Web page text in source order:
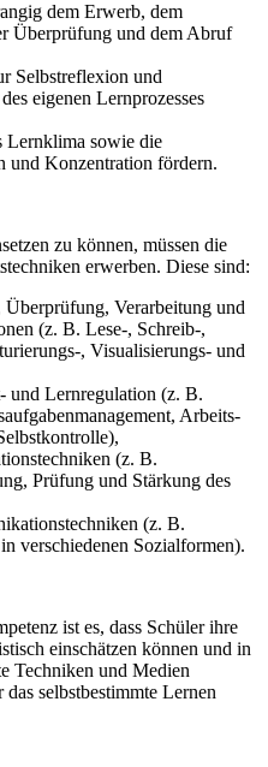
dem Erwerb, dem
Überprüfung und dem Abruf
Selbstreflexion und
eigenen Lernprozesses
Lernklima sowie die
Konzentration fördern.
zu können, müssen die
erwerben. Diese sind:
Verarbeitung und
(z. B. Lese-, Schreib-,
, Visualisierungs- und
und Lernregulation (z. B.
Arbeits-
(z. B.
Prüfung und Stärkung des
(z. B.
verschiedenen Sozialformen).
ist es, dass Schüler ihre
einschätzen können und in
Techniken und Medien
selbstbestimmte Lernen